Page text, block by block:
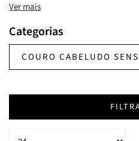
Ver mais
Categorias
COURO CABELUDO